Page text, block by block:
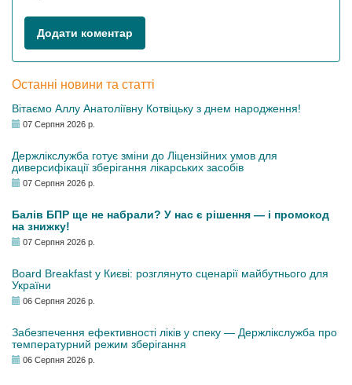
Додати коментар
Останні новини та статті
Вітаємо Аллу Анатоліївну Котвіцьку з днем народження!
07 Серпня 2026 р.
Держлікслужба готує зміни до Ліцензійних умов для
диверсифікації зберігання лікарських засобів
07 Серпня 2026 р.
Балів БПР ще не набрали? У нас є рішення — і промокод
на знижку!
07 Серпня 2026 р.
Board Breakfast у Києві: розглянуто сценарії майбутнього для
України
06 Серпня 2026 р.
Забезпечення ефективності ліків у спеку — Держлікслужба про
температурний режим зберігання
06 Серпня 2026 р.